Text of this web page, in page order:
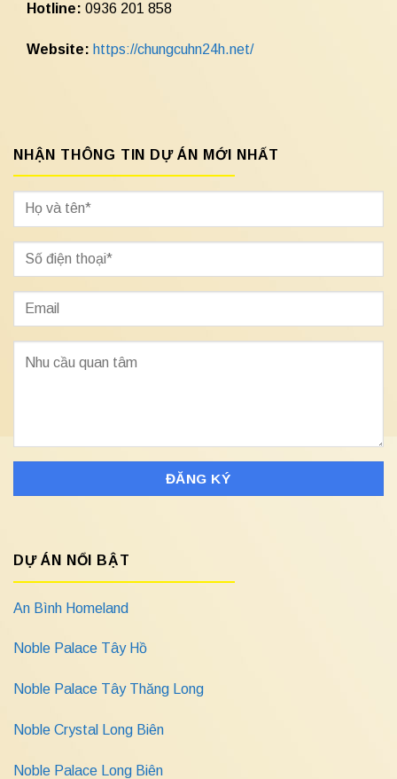
Hotline: 0936 201 858
Website: https://chungcuhn24h.net/
NHẬN THÔNG TIN DỰ ÁN MỚI NHẤT
DỰ ÁN NỔI BẬT
An Bình Homeland
Noble Palace Tây Hồ
Noble Palace Tây Thăng Long
Noble Crystal Long Biên
Noble Palace Long Biên